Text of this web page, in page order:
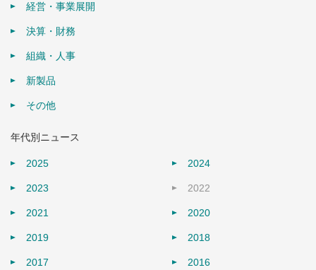
経営・事業展開
決算・財務
組織・人事
新製品
その他
年代別ニュース
2025 2024
2023 2022
2021 2020
2019 2018
2017 2016